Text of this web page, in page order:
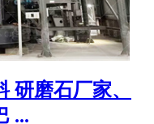
研磨石厂家、
...